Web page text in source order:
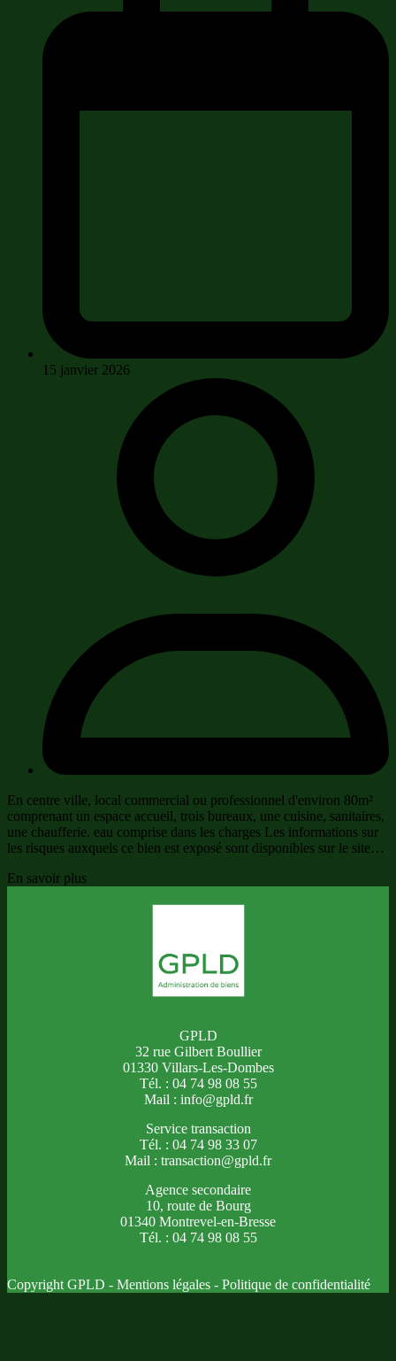
15 janvier 2026
En centre ville, local commercial ou professionnel d'environ 80m²
comprenant un espace accueil, trois bureaux, une cuisine, sanitaires,
une chaufferie. eau comprise dans les charges Les informations sur
les risques auxquels ce bien est exposé sont disponibles sur le site…
En savoir plus
GPLD
32 rue Gilbert Boullier
01330 Villars-Les-Dombes
Tél. : 04 74 98 08 55
Mail : info@gpld.fr
Service transaction
Tél. : 04 74 98 33 07
Mail : transaction@gpld.fr
Agence secondaire
10, route de Bourg
01340 Montrevel-en-Bresse
Tél. : 04 74 98 08 55
Copyright GPLD - Mentions légales - Politique de confidentialité